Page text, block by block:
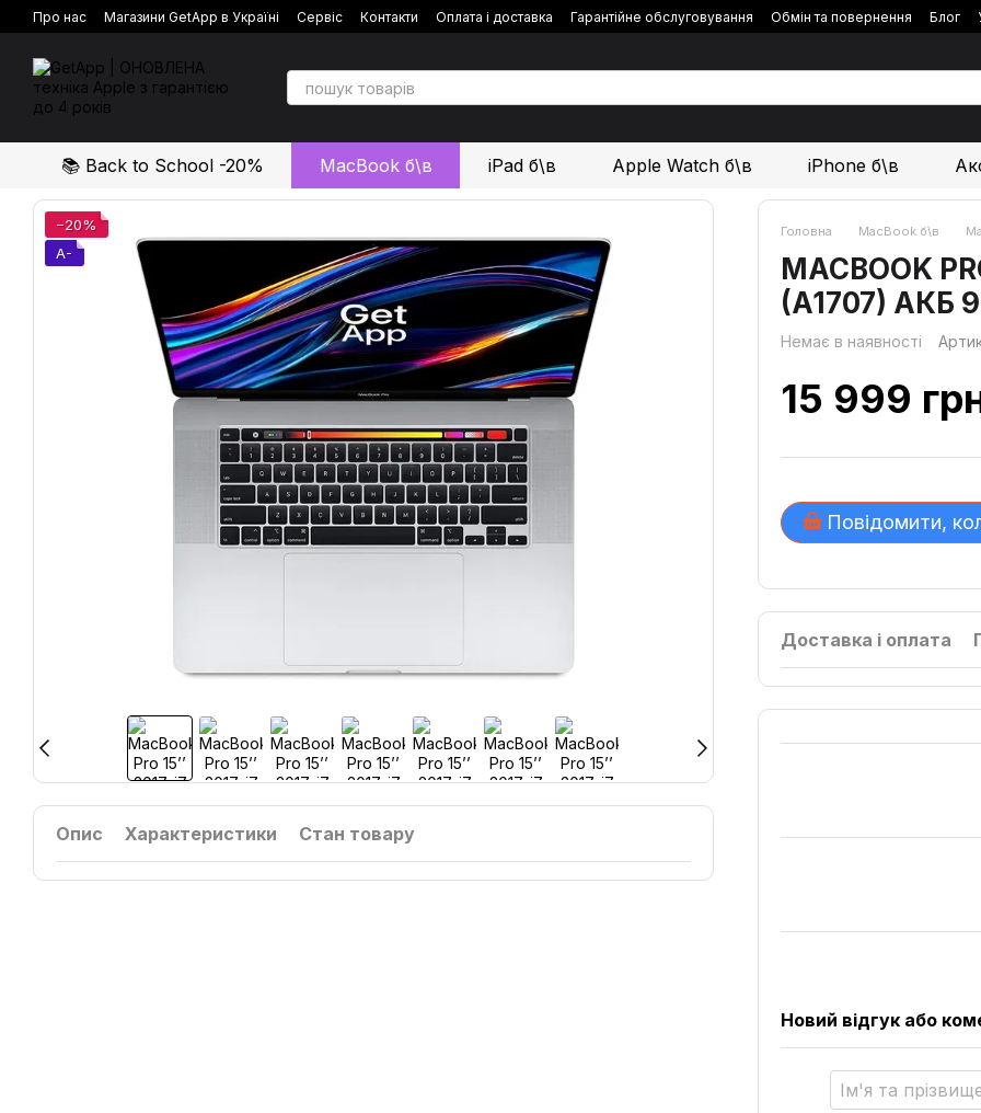
Перейти до основного контенту
Про нас Магазини GetApp в Україні Сервіс Контакти Оплата і доставка Гарантійне обслуговування Обмін та повернення Блог
Політика конфіденційності
Відгуки про магазин
📚 Back to School -20% MacBook б\в iPad б\в Apple Watch б\в iPhone б\в
−20%
A-
Опис Характеристики Стан товару
Головна MacBook б\в
MACBOOK
(A1707) АКБ
Немає в наявності
15 999
Повідомити,
Доставка і оплата
Новий відгук або